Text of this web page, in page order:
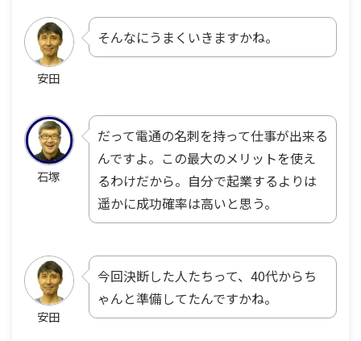
安田
そんなにうまくいきますかね。
石塚
だって電通の名刺を持って仕事が出来る
んですよ。この最大のメリットを使え
るわけだから。自分で起業するよりは
遥かに成功確率は高いと思う。
安田
今回決断した人たちって、40代からち
ゃんと準備してたんですかね。